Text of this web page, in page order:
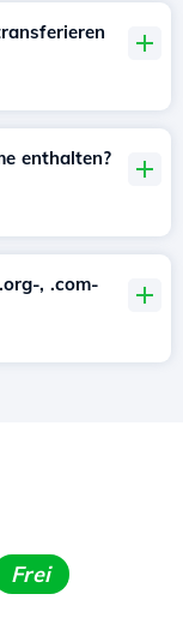
enthalten?
, .com-
Frei